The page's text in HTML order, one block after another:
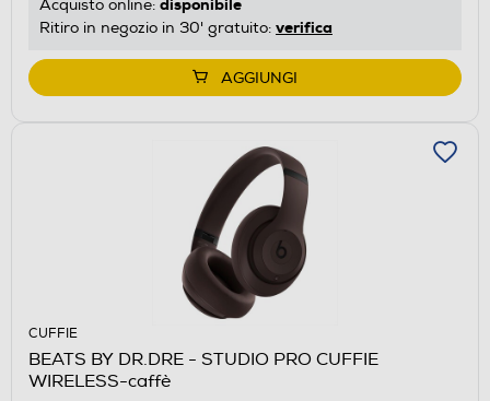
Acquisto online: disponibile
Ritiro in negozio in 30' gratuito: verifica
AGGIUNGI
CUFFIE
BEATS BY DR.DRE - STUDIO PRO CUFFIE
WIRELESS-caffè